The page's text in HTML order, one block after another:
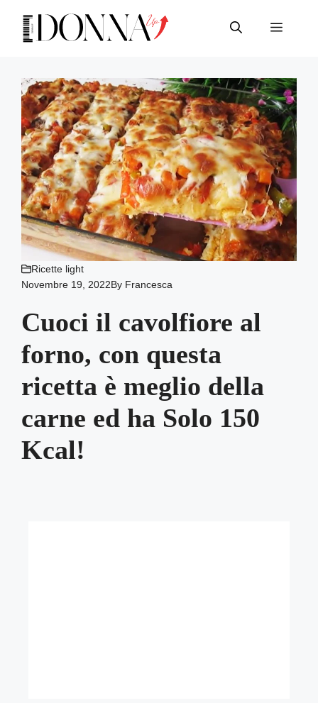
contenuto
Menu
Ricette light
Novembre 19, 2022By Francesca
Cuoci il cavolfiore al
forno, con questa
ricetta è meglio della
carne ed ha Solo 150
Kcal!